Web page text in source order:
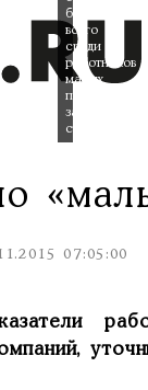
больше
всего
среди
работников
малых
предприятий
зарабатывают
строители.
07:05:00